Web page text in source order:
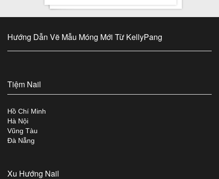
Hướng Dẫn Vẽ Mẫu Móng Mới Từ KellyPang
Tiệm Nail
Hồ Chí Minh
Hà Nội
Vũng Tàu
Đà Nẵng
Xu Hướng Nail